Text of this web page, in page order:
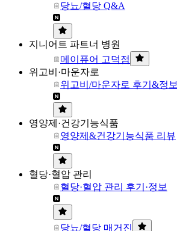
당뇨/혈당 Q&A
지니어트 파트너 병원
메이퓨어 고덕점
위고비·마운자로
위고비/마운자로 후기&정보
영양제·건강기능식품
영양제&건강기능식품 리뷰
혈당·혈압 관리
혈당·혈압 관리 후기·정보
당뇨/혈당 매거진